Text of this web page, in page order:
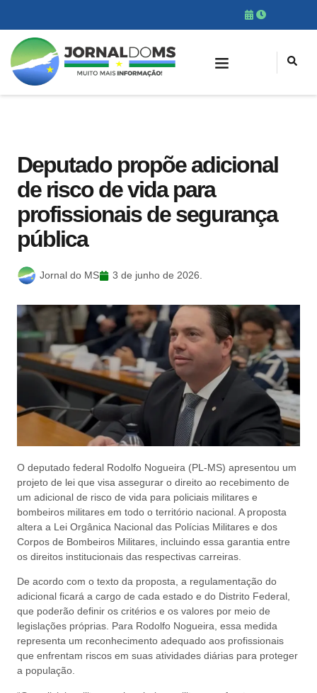
Deputado propõe adicional
de risco de vida para
profissionais de segurança
pública
Jornal do MS 3 de junho de 2026.
O deputado federal Rodolfo Nogueira (PL-MS) apresentou um
projeto de lei que visa assegurar o direito ao recebimento de
um adicional de risco de vida para policiais militares e
bombeiros militares em todo o território nacional. A proposta
altera a Lei Orgânica Nacional das Polícias Militares e dos
Corpos de Bombeiros Militares, incluindo essa garantia entre
os direitos institucionais das respectivas carreiras.
De acordo com o texto da proposta, a regulamentação do
adicional ficará a cargo de cada estado e do Distrito Federal,
que poderão definir os critérios e os valores por meio de
legislações próprias. Para Rodolfo Nogueira, essa medida
representa um reconhecimento adequado aos profissionais
que enfrentam riscos em suas atividades diárias para proteger
a população.